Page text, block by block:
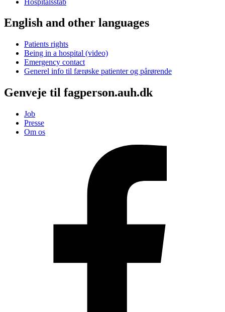
English and other languages
Patients rights
Being in a hospital (video)
Emergency contact
Generel info til færøske patienter og pårørende
Genveje til fagperson.auh.dk
Job
Presse
Om os